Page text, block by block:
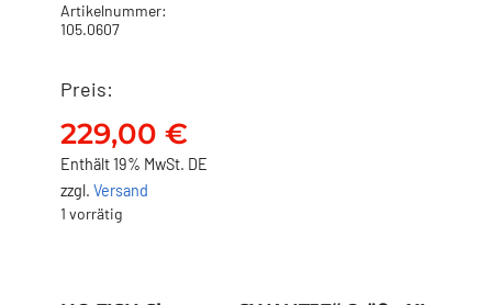
Artikelnummer:
105.0607
Preis:
229,00 €
Enthält 19% MwSt. DE
zzgl. Versand
1 vorrätig